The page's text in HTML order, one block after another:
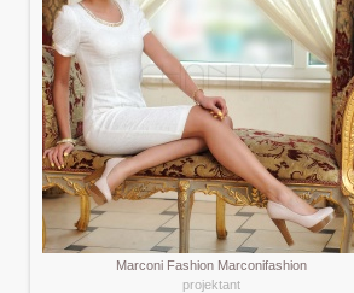
Marconi Fashion Marconifashion
projektant